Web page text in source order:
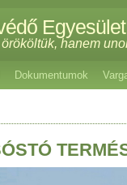
Egyesület
hanem
Dokumentumok